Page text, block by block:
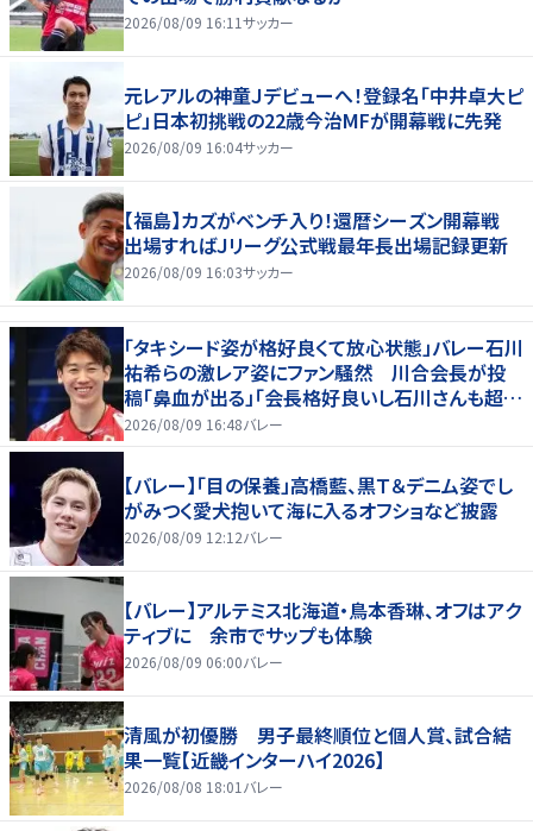
2026/08/09 16:11サッカー
元レアルの神童Ｊデビューへ！登録名「中井卓大ピ
ピ」日本初挑戦の22歳今治MFが開幕戦に先発
2026/08/09 16:04サッカー
【福島】カズがベンチ入り！還暦シーズン開幕戦
出場すればＪリーグ公式戦最年長出場記録更新
2026/08/09 16:03サッカー
「タキシード姿が格好良くて放心状態」バレー石川
祐希らの激レア姿にファン騒然 川合会長が投
稿「鼻血が出る」「会長格好良いし石川さんも超格
好いい」
2026/08/09 16:48バレー
【バレー】「目の保養」高橋藍、黒Ｔ＆デニム姿でし
がみつく愛犬抱いて海に入るオフショなど披露
2026/08/09 12:12バレー
【バレー】アルテミス北海道・鳥本香琳、オフはアク
ティブに 余市でサップも体験
2026/08/09 06:00バレー
清風が初優勝 男子最終順位と個人賞、試合結
果一覧【近畿インターハイ2026】
2026/08/08 18:01 バレー